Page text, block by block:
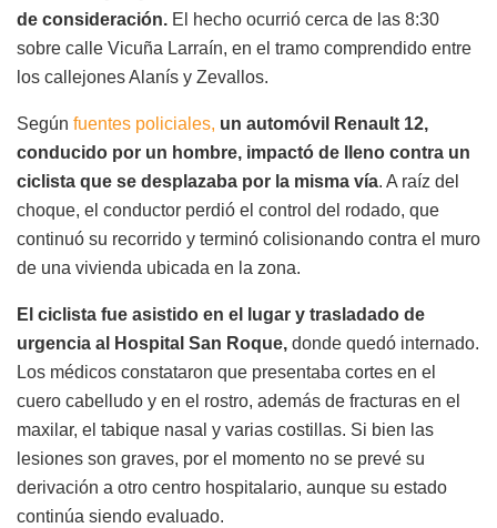
de consideración. El hecho ocurrió cerca de las 8:30
sobre calle Vicuña Larraín, en el tramo comprendido entre
los callejones Alanís y Zevallos.
Según fuentes policiales, un automóvil Renault 12,
conducido por un hombre, impactó de lleno contra un
ciclista que se desplazaba por la misma vía. A raíz del
choque, el conductor perdió el control del rodado, que
continuó su recorrido y terminó colisionando contra el muro
de una vivienda ubicada en la zona.
El ciclista fue asistido en el lugar y trasladado de
urgencia al Hospital San Roque, donde quedó internado.
Los médicos constataron que presentaba cortes en el
cuero cabelludo y en el rostro, además de fracturas en el
maxilar, el tabique nasal y varias costillas. Si bien las
lesiones son graves, por el momento no se prevé su
derivación a otro centro hospitalario, aunque su estado
continúa siendo evaluado.